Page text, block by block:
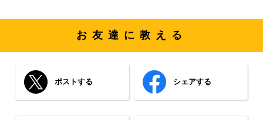
お友達に教える
ポストする シェアする